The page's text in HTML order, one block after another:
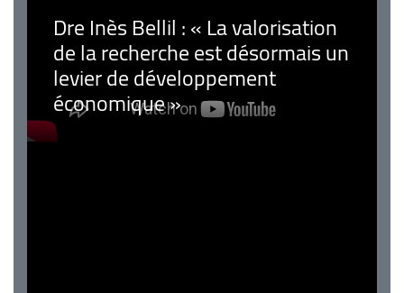
Dre Inès Bellil : « La valorisation
de la recherche est désormais un
levier de développement
économique »